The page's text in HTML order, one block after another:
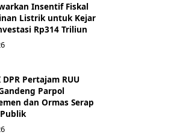
Insentif Fiskal
Listrik untuk Kejar
Rp314 Triliun
Pertajam RUU
Parpol
dan Ormas Serap